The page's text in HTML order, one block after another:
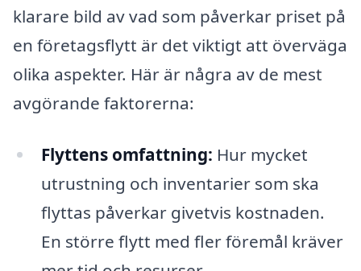
klarare bild av vad som påverkar priset på
en företagsflytt är det viktigt att överväga
olika aspekter. Här är några av de mest
avgörande faktorerna:
Flyttens omfattning: Hur mycket
utrustning och inventarier som ska
flyttas påverkar givetvis kostnaden.
En större flytt med fler föremål kräver